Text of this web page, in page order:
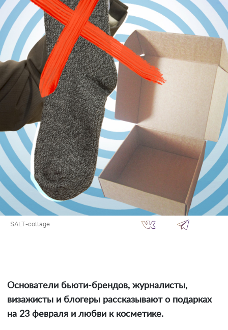
SALT-collage
Основатели бьюти-брендов, журналисты,
визажисты и блогеры рассказывают о подарках
на 23 февраля и любви к косметике.